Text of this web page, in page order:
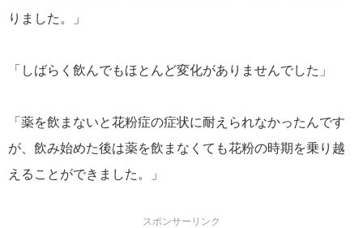
りました。」
「しばらく飲んでもほとんど変化がありませんでした」
「薬を飲まないと花粉症の症状に耐えられなかったんです
が、飲み始めた後は薬を飲まなくても花粉の時期を乗り越
えることができました。」
スポンサーリンク